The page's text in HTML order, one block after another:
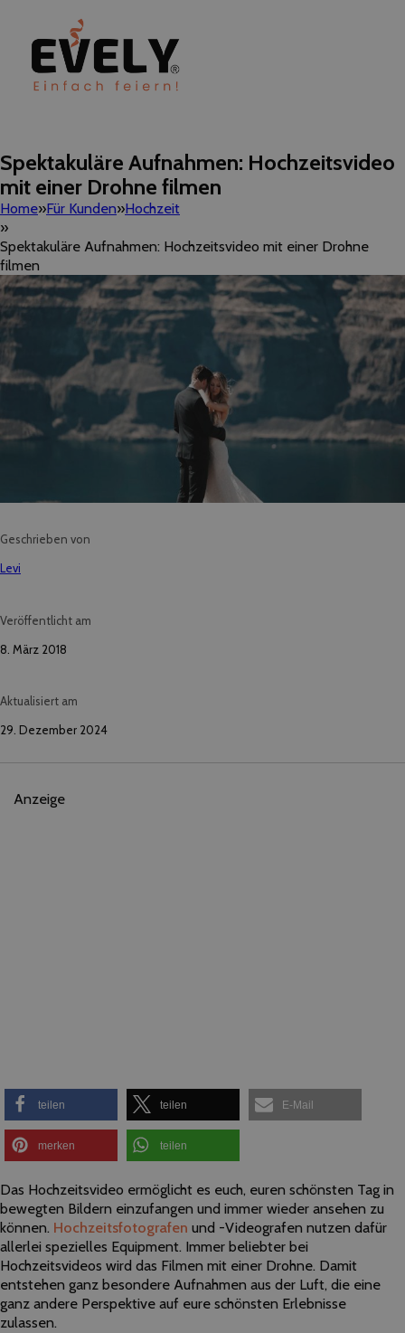
Spektakuläre Aufnahmen: Hochzeitsvideo
mit einer Drohne filmen
Home Für Kunden Hochzeit
Spektakuläre Aufnahmen: Hochzeitsvideo mit einer Drohne
filmen
Geschrieben von
Levi
Veröffentlicht am
8. März 2018
Aktualisiert am
29. Dezember 2024
Anzeige
teilen teilen E-Mail
merken teilen
Das Hochzeitsvideo ermöglicht es euch, euren schönsten Tag in
bewegten Bildern einzufangen und immer wieder ansehen zu
können. Hochzeitsfotografen und -Videografen nutzen dafür
allerlei spezielles Equipment. Immer beliebter bei
Hochzeitsvideos wird das Filmen mit einer Drohne. Damit
entstehen ganz besondere Aufnahmen aus der Luft, die eine
ganz andere Perspektive auf eure schönsten Erlebnisse
zulassen.